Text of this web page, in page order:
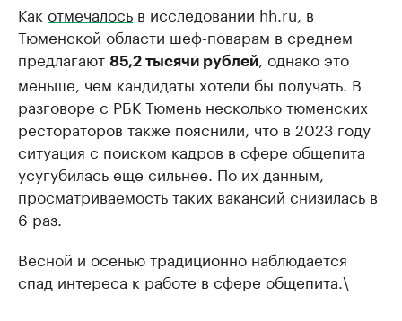
Как отмечалось в исследовании hh.ru, в
Тюменской области шеф-поварам в среднем
предлагают 85,2 тысячи рублей , однако это
меньше, чем кандидаты хотели бы получать. В
разговоре с РБК Тюмень несколько тюменских
рестораторов также пояснили, что в 2023 году
ситуация с поиском кадров в сфере общепита
усугубилась еще сильнее. По их данным,
просматриваемость таких вакансий снизилась в
6 раз.
Весной и осенью традиционно наблюдается
спад интереса к работе в сфере общепита.\